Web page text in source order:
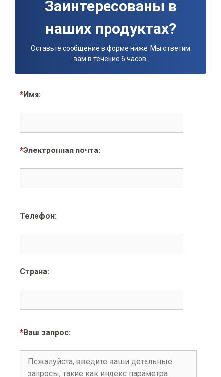
Заинтересованы в
наших продуктах?
Оставьте сообщение в форме ниже. Мы ответим
вам в течение 6 часов.
*Имя:
*Электронная почта:
Телефон:
Страна:
*Ваш запрос: